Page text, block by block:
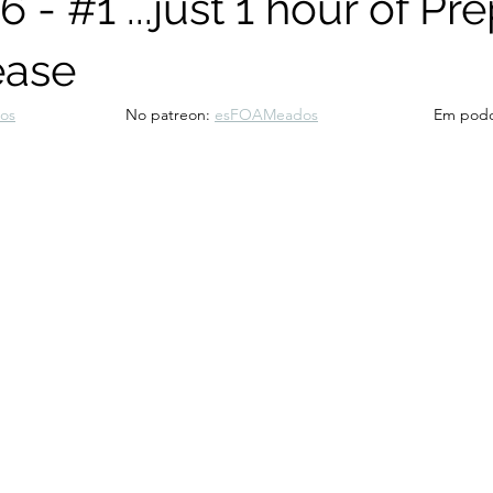
			No patreon:
esFOAMeados
Em